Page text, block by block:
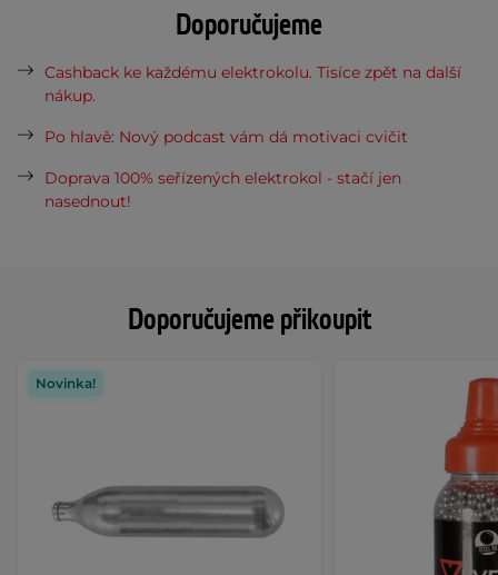
Doporučujeme přikoupit
Novinka!
Doporučujeme
Cashback ke každému elektrokolu. Tisíce zpět na další
nákup.
Po hlavě: Nový podcast vám dá motivaci cvičit
Doprava 100% seřízených elektrokol - stačí jen
nasednout!